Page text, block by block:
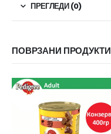
ПРЕГЛЕДИ (0)
ПОВРЗАНИ ПРОДУКТИ